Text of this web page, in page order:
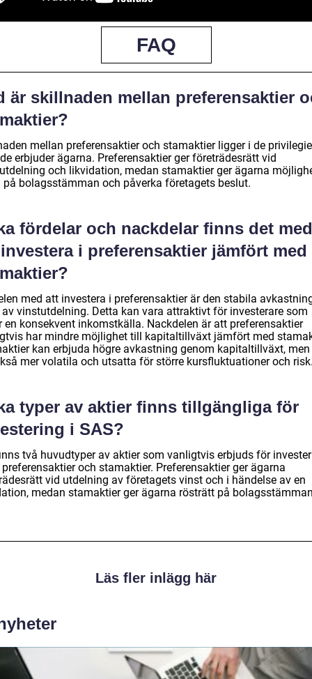
FAQ
är skillnaden mellan preferensaktier
mellan preferensaktier och stamaktier ligger i de
erbjuder ägarna. Preferensaktier ger företrädesrätt vid
och likvidation, medan stamaktier ger ägarna
på bolagsstämman och påverka företagets beslut.
fördelar och nackdelar finns det med
i preferensaktier jämfört med
med att investera i preferensaktier är den stabila
vinstutdelning. Detta kan vara attraktivt för investerare som
en konsekvent inkomstkälla. Nackdelen är att preferensaktier
har mindre möjlighet till kapitaltillväxt jämfört med
kan erbjuda högre avkastning genom kapitaltillväxt, men
mer volatila och utsatta för större kursfluktuationer och
typer av aktier finns tillgängliga för
i SAS?
två huvudtyper av aktier som vanligtvis erbjuds för
preferensaktier och stamaktier. Preferensaktier ger ägarna
vid utdelning av företagets vinst och i händelse av en
medan stamaktier ger ägarna rösträtt på
Läs fler inlägg här